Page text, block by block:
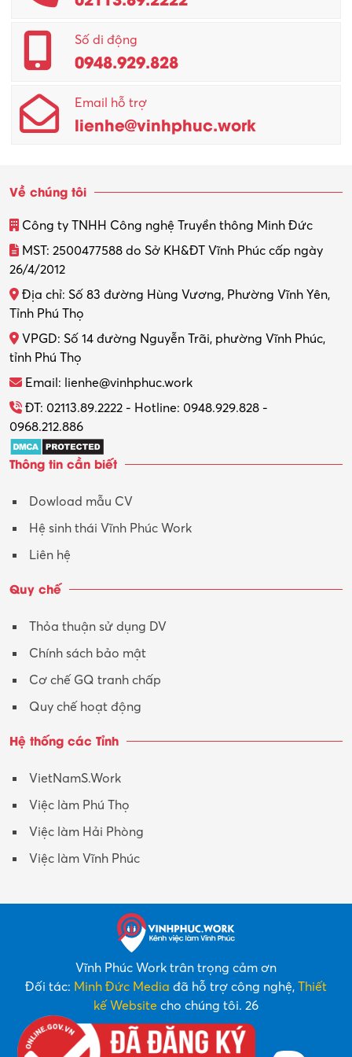
Quản lý – Giám đốc
Quản lý chất lượng – QC
Quản lý sản xuất
Quản trị kinh doanh
Thiết kế nội thất
Thợ máy – Ô tô – Xe máy
Thực tập
Tổ chức sự kiện – Quà tặng
Trợ lý
Tư vấn
Tư vấn – Kiến trúc
Y tế-Dược
Số di động
0948.929.828
Email hỗ trợ
lienhe@vinhphuc.work
Về chúng tôi
Công ty TNHH Công nghệ Truyền thông Minh Đức
MST: 2500477588 do Sở KH&ĐT Vĩnh Phúc cấp ngày
26/4/2012
Địa chỉ: Số 83 đường Hùng Vương, Phường Vĩnh Yên,
Tỉnh Phú Thọ
VPGD: Số 14 đường Nguyễn Trãi, phường Vĩnh Phúc,
tỉnh Phú Thọ
Email: lienhe@vinhphuc.work
ĐT: 02113.89.2222 - Hotline: 0948.929.828 -
0968.212.886
Thông tin cần biết
Dowload mẫu CV
Hệ sinh thái Vĩnh Phúc Work
Liên hệ
Quy chế
Thỏa thuận sử dụng DV
Chính sách bảo mật
Cơ chế GQ tranh chấp
Quy chế hoạt động
Hệ thống các Tỉnh
VietNamS.Work
Việc làm Phú Thọ
Việc làm Hải Phòng
Việc làm Vĩnh Phúc
Vĩnh Phúc Work trân trọng cảm ơn
Đối tác: Minh Đức Media đã hỗ trợ công nghệ, Thiết
kế Website cho chúng tôi. 26